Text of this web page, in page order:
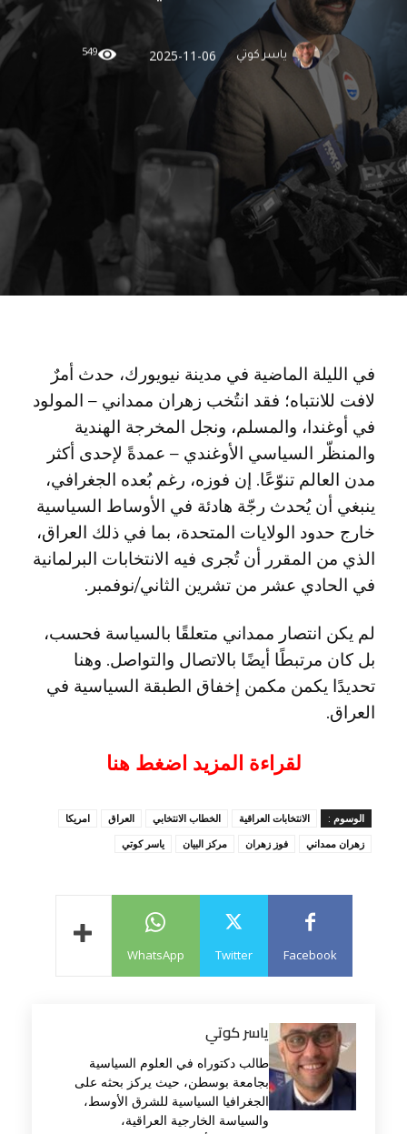
ياسر كوتي 2025-11-06
549
في الليلة الماضية في مدينة نيويورك، حدث أمرٌ
لافت للانتباه؛ فقد انتُخب زهران ممداني – المولود
في أوغندا، والمسلم، ونجل المخرجة الهندية
والمنظّر السياسي الأوغندي – عمدةً لإحدى أكثر
مدن العالم تنوّعًا. إن فوزه، رغم بُعده الجغرافي،
ينبغي أن يُحدث رجّة هادئة في الأوساط السياسية
خارج حدود الولايات المتحدة، بما في ذلك العراق،
الذي من المقرر أن تُجرى فيه الانتخابات البرلمانية
في الحادي عشر من تشرين الثاني/نوفمبر.
لم يكن انتصار ممداني متعلقًا بالسياسة فحسب،
بل كان مرتبطًا أيضًا بالاتصال والتواصل. وهنا
تحديدًا يكمن مكمن إخفاق الطبقة السياسية في
العراق.
لقراءة المزيد اضغط هنا
الوسوم : الانتخابات العراقية الخطاب الانتخابي العراق
امريكا
زهران ممداني
فوز زهران مركز البيان ياسر كوتي
Facebook
Twitter
WhatsApp
ياسر كوتي
طالب دكتوراه في العلوم السياسية
بجامعة بوسطن، حيث يركز بحثه على
الجغرافيا السياسية للشرق الأوسط،
والسياسة الخارجية العراقية،